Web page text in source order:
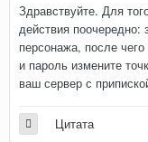
Здравствуйте. Для
действия поочередно:
персонажа, после
и пароль измените
ваш сервер с
Цитата